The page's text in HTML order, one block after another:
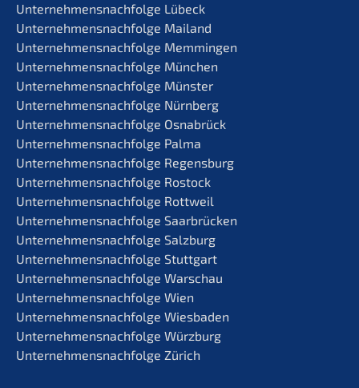
Unternehmens­nachfolge Lübeck
Unternehmens­nachfolge Mailand
Unternehmens­nachfolge Memmingen
Unternehmens­nachfolge München
Unternehmens­nachfolge Münster
Unternehmens­nachfolge Nürnberg
Unternehmens­nachfolge Osnabrück
Unternehmens­nachfolge Palma
Unternehmens­nachfolge Regensburg
Unternehmens­nachfolge Rostock
Unternehmens­nachfolge Rottweil
Unternehmens­nachfolge Saarbrücken
Unternehmens­nachfolge Salzburg
Unternehmens­nachfolge Stuttgart
Unternehmens­nachfolge Warschau
Unternehmens­nachfolge Wien
Unternehmens­nachfolge Wiesbaden
Unternehmens­nachfolge Würzburg
Unternehmens­nachfolge Zürich